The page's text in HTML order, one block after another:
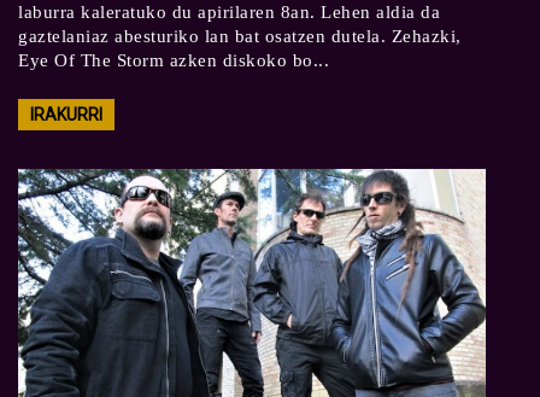
laburra kaleratuko du apirilaren 8an. Lehen aldia da
gaztelaniaz abesturiko lan bat osatzen dutela. Zehazki,
Eye Of The Storm azken diskoko bo...
IRAKURRI